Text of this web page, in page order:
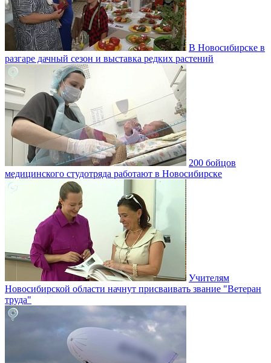
В Новосибирске в
разгаре дачный сезон и выставка редких растений
200 бойцов
медицинского студотряда работают в Новосибирске
Учителям
Новосибирской области начнут присваивать звание "Ветеран
труда"